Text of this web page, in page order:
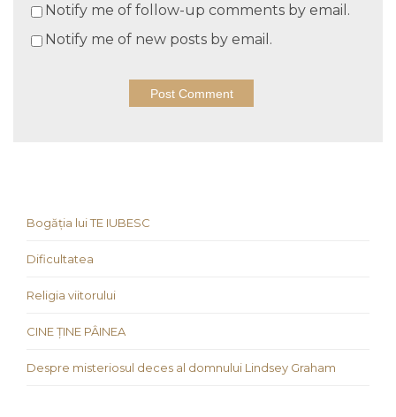
Notify me of follow-up comments by email.
Notify me of new posts by email.
Bogăția lui TE IUBESC
Dificultatea
Religia viitorului
CINE ȚINE PÂINEA
Despre misteriosul deces al domnului Lindsey Graham